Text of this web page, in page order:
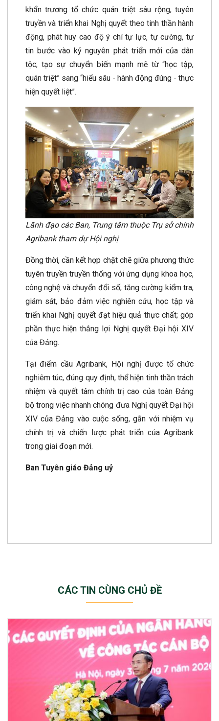
khẩn trương tổ chức quán triệt sâu rộng, tuyên
truyền và triển khai Nghị quyết theo tinh thần hành
động, phát huy cao độ ý chí tự lực, tự cường, tự
tin bước vào kỷ nguyên phát triển mới của dân
tộc; tạo sự chuyển biến mạnh mẽ từ “học tập,
quán triệt” sang “hiểu sâu - hành động đúng - thực
hiện quyết liệt”.
Lãnh đạo các Ban, Trung tâm thuộc Trụ sở chính
Agribank tham dự Hội nghị
Đồng thời, cần kết hợp chặt chẽ giữa phương thức
tuyên truyền truyền thống với ứng dụng khoa học,
công nghệ và chuyển đổi số; tăng cường kiểm tra,
giám sát, bảo đảm việc nghiên cứu, học tập và
triển khai Nghị quyết đạt hiệu quả thực chất; góp
phần thực hiện thắng lợi Nghị quyết Đại hội XIV
của Đảng.
Tại điểm cầu Agribank, Hội nghị được tổ chức
nghiêm túc, đúng quy định, thể hiện tinh thần trách
nhiệm và quyết tâm chính trị cao của toàn Đảng
bộ trong việc nhanh chóng đưa Nghị quyết Đại hội
XIV của Đảng vào cuộc sống, gắn với nhiệm vụ
chính trị và chiến lược phát triển của Agribank
trong giai đoạn mới.
Ban Tuyên giáo Đảng uỷ
CÁC TIN CÙNG CHỦ ĐỀ